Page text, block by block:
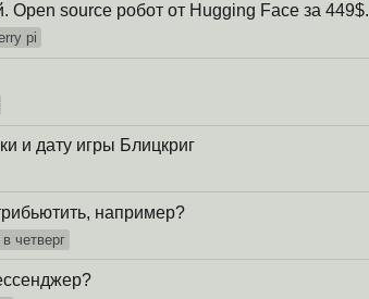
Open source робот от Hugging Face за 449$.
pi
и дату игры Блицкриг
например?
четверг